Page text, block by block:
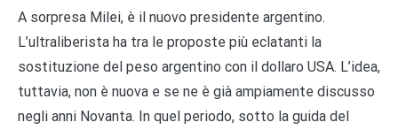
A sorpresa Milei, è il nuovo presidente argentino.
L’ultraliberista ha tra le proposte più eclatanti la
sostituzione del peso argentino con il dollaro USA. L’idea,
tuttavia, non è nuova e se ne è già ampiamente discusso
negli anni Novanta. In quel periodo, sotto la guida del